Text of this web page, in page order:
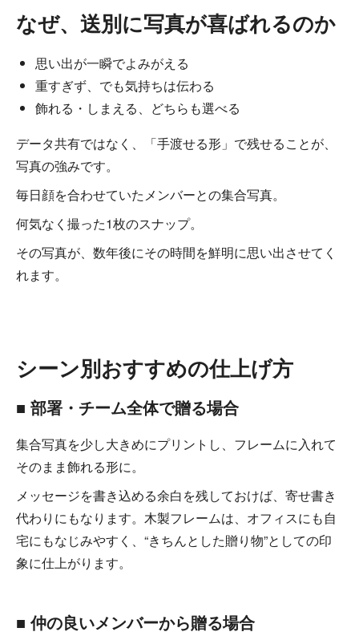
なぜ、送別に写真が喜ばれるのか
思い出が一瞬でよみがえる
重すぎず、でも気持ちは伝わる
飾れる・しまえる、どちらも選べる
データ共有ではなく、「手渡せる形」で残せることが、
写真の強みです。
毎日顔を合わせていたメンバーとの集合写真。
何気なく撮った1枚のスナップ。
その写真が、数年後にその時間を鮮明に思い出させてく
れます。
シーン別おすすめの仕上げ方
■ 部署・チーム全体で贈る場合
集合写真を少し大きめにプリントし、フレームに入れて
そのまま飾れる形に。
メッセージを書き込める余白を残しておけば、寄せ書き
代わりにもなります。木製フレームは、オフィスにも自
宅にもなじみやすく、“きちんとした贈り物”としての印
象に仕上がります。
■ 仲の良いメンバーから贈る場合